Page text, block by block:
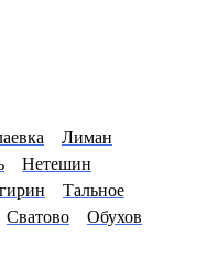
Лиман
Нетешин
Тальное
Сватово
Обухов